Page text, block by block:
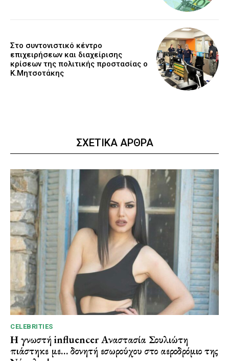
Στο συντονιστικό κέντρο
επιχειρήσεων και διαχείρισης
κρίσεων της πολιτικής προστασίας ο
Κ.Μητσοτάκης
ΣΧΕΤΙΚΑ ΑΡΘΡΑ
CELEBRITIES
Η γνωστή influencer Αναστασία Σουλιώτη
πιάστηκε με… δονητή εσωρούχου στο αεροδρόμιο της